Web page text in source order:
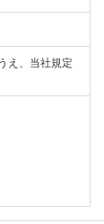
え、当社規定